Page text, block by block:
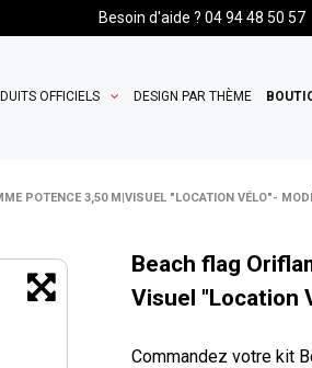
Besoin d'aide ? 04 94 48 50 57
OFFICIELS DESIGN PAR THÈME
POTENCE 3,50 M|VISUEL "LOCATION VÉLO"-
Beach flag
Visuel "Location
Commandez votre kit